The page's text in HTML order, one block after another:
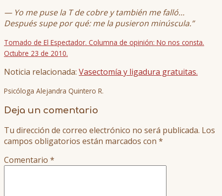
— Yo me puse la T de cobre y también me falló…
Después supe por qué: me la pusieron minúscula.”
Tomado de El Espectador. Columna de opinión: No nos consta.
Octubre 23 de 2010.
Noticia relacionada: Vasectomía y ligadura gratuitas.
Psicóloga Alejandra Quintero R.
Deja un comentario
Tu dirección de correo electrónico no será publicada. Los
campos obligatorios están marcados con *
Comentario *